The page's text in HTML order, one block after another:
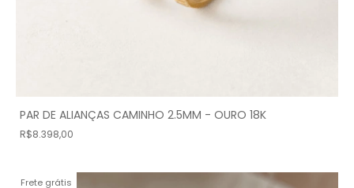
PAR DE ALIANÇAS CAMINHO 2.5MM - OURO 18K
R$8.398,00
Frete grátis